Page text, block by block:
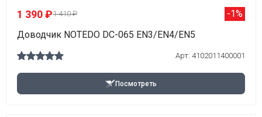
1 390 ₽1 410 ₽
-1%
Доводчик NOTEDO DC-065 EN3/EN4/EN5
Арт: 4102011400001
Посмотреть